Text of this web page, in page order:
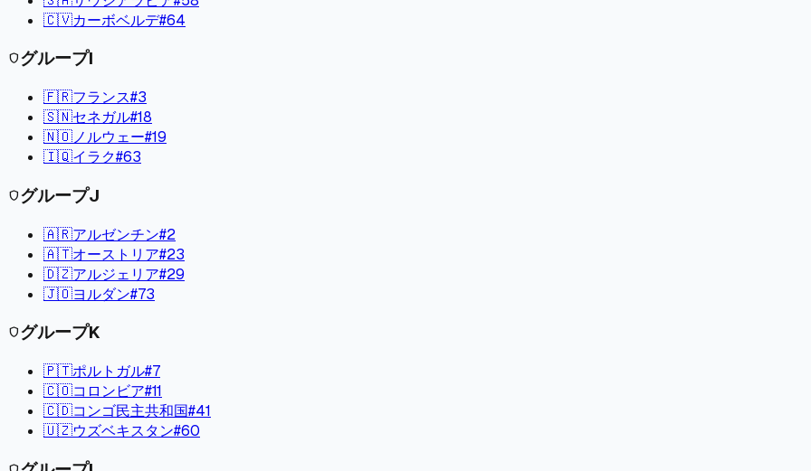
🇨🇻カーボベルデ#64
shieldグループI
🇫🇷フランス#3
🇸🇳セネガル#18
🇳🇴ノルウェー#19
🇮🇶イラク#63
shieldグループJ
🇦🇷アルゼンチン#2
🇦🇹オーストリア#23
🇩🇿アルジェリア#29
🇯🇴ヨルダン#73
shieldグループK
🇵🇹ポルトガル#7
🇨🇴コロンビア#11
🇨🇩コンゴ民主共和国#41
🇺🇿ウズベキスタン#60